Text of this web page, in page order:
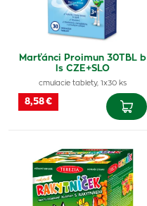
Marťánci Proimun 30TBL b
ls CZE+SLO
cmulacie tablety, 1x30 ks
8,58 €